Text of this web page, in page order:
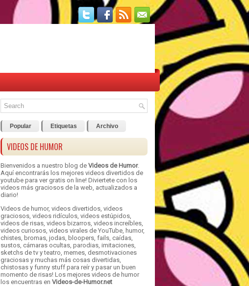
Popular Etiquetas Archivo
VIDEOS DE HUMOR
Bienvenidos a nuestro blog de Videos de Humor.
Aquí encontrarás los mejores videos divertidos de
youtube para ver gratis on line! Diviertete con los
videos más graciosos de la web, actualizados a
diario!
Videos de humor, videos divertidos, videos
graciosos, videos ridículos, videos estúpidos,
videos de risas, videos bizarros, videos increíbles,
videos curiosos, videos virales de YouTube, humor,
chistes, bromas, jodas, bloopers, fails, caídas,
sustos, cámaras ocultas, parodias, imitaciones,
sketchs de tv y teatro, memes, desmotivaciones
graciosas y muchas más cosas divertidas,
chistosas y funny stuff para reír y pasar un buen
momento de risas! Los mejores videos de humor
los encuentras en Videos-de-Humor.net